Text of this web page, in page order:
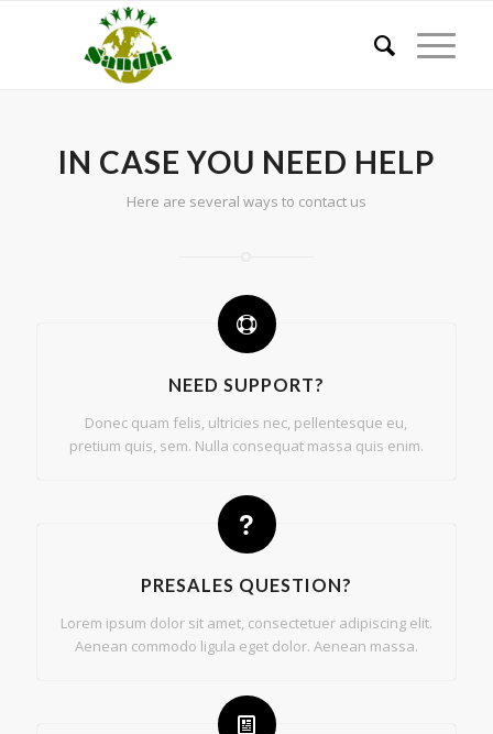
IN CASE YOU NEED HELP
Here are several ways to contact us
NEED SUPPORT?
Donec quam felis, ultricies nec, pellentesque eu,
pretium quis, sem. Nulla consequat massa quis enim.
PRESALES QUESTION?
Lorem ipsum dolor sit amet, consectetuer adipiscing elit.
Aenean commodo ligula eget dolor. Aenean massa.